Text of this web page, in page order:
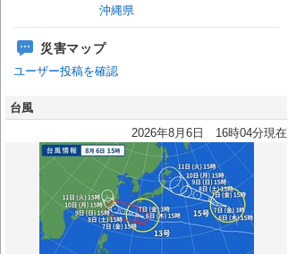
沖縄県
災害マップ
ユーザー投稿を確認
台風
2026年8月6日 16時04分現在